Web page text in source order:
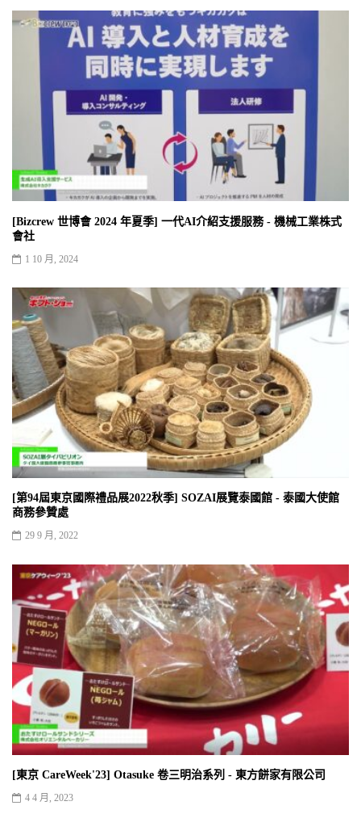
[Bizcrew 世博會 2024 年夏季] 一代AI介紹支援服務 - 機械工業株式
會社
1 10 月, 2024
[第94屆東京國際禮品展2022秋季] SOZAI展覽泰國館 - 泰國大使館
商務參贊處
29 9 月, 2022
[東京 CareWeek'23] Otasuke 卷三明治系列 - 東方餅家有限公司
4 4 月, 2023